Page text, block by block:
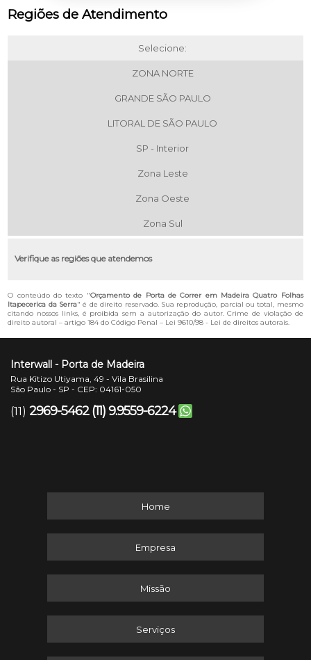
Regiões de Atendimento
Selecione:
ZONA NORTE
GRANDE SÃO PAULO
LITORAL DE SÃO PAULO
SP - Interior
Zona Leste
Zona Oeste
Zona Sul
Verifique as regiões que atendemos
O conteúdo do texto "Orçamento de Porta de Correr em Madeira Quatro Folhas
Itapecerica da Serra" é de direito reservado. Sua reprodução, parcial ou total, mesmo
citando nossos links, é proibida sem a autorização do autor. Crime de violação de
direito autoral – artigo 184 do Código Penal – Lei 9610/98 - Lei de direitos autorais.
Interwall - Porta de Madeira
Rua Kitizo Utiyama, 49 - Vila Brasilina
São Paulo - SP - CEP: 04161-050
(11) 2969-5462 (11) 9.9559-6224
Home
Empresa
Missão
Serviços